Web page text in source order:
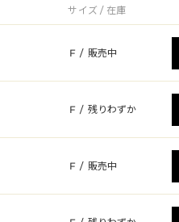
サイズ / 在庫
F / 販売中
F / 残りわずか
F / 販売中